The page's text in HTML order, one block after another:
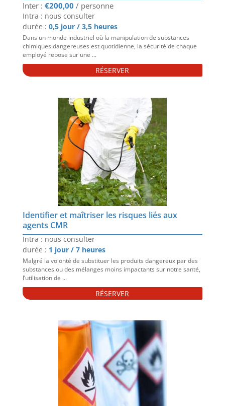
€200,00
Intra : nous consulter
durée : 0,5 jour / 3,5 heures
Dans un monde industriel où la manipulation de substances
chimiques dangereuses est quotidienne, la sécurité de chaque
employé repose sur une ...
RÉSERVER
Identifier et maîtriser les risques liés aux
agents CMR
Intra : nous consulter
durée : 1 jour / 7 heures
Malgré la volonté de substituer les produits dangereux par des
substances ou des mélanges moins impactants sur notre santé,
l’utilisation de ...
RÉSERVER